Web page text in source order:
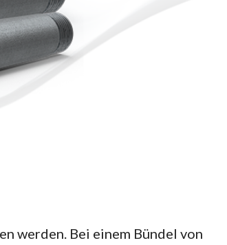
werden. Bei einem Bündel von